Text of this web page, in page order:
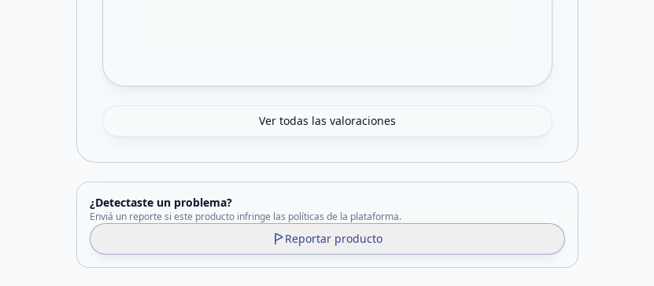
Ver todas las valoraciones
¿Detectaste un problema?
Enviá un reporte si este producto infringe las políticas de la plataforma.
Reportar producto